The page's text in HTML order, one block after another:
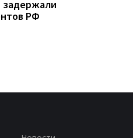
задержали
РФ